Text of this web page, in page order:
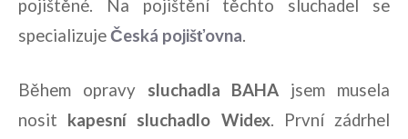
pojištěné. Na pojištění těchto sluchadel se
specializujeČeská pojišťovna.
Během opravy sluchadla BAHA jsem musela
nosit kapesní sluchadlo Widex. První zádrhel